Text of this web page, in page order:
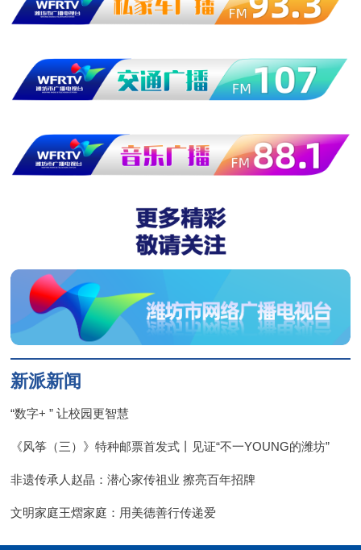
新派新闻
“数字+ ” 让校园更智慧
《风筝（三）》特种邮票首发式丨见证“不一YOUNG的潍坊”
非遗传承人赵晶：潜心家传祖业 擦亮百年招牌
文明家庭王熠家庭：用美德善行传递爱